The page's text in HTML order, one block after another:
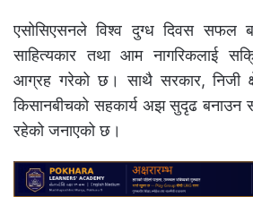
एसोसिएसनले विश्व दुग्ध दिवस सफल
साहित्यकार तथा आम नागरिकलाई
आग्रह गरेको छ। साथै सरकार, निजी
किसानबीचको सहकार्य अझ सुदृढ
रहेको जनाएको छ।